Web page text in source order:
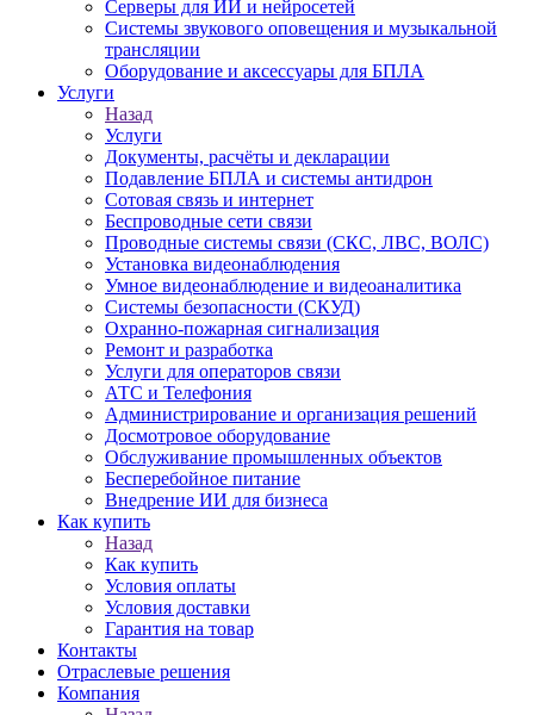
Серверы для ИИ и нейросетей
Системы звукового оповещения и музыкальной
трансляции
Оборудование и аксессуары для БПЛА
Услуги
Назад
Услуги
Документы, расчёты и декларации
Подавление БПЛА и системы антидрон
Сотовая связь и интернет
Беспроводные сети связи
Проводные системы связи (СКС, ЛВС, ВОЛС)
Установка видеонаблюдения
Умное видеонаблюдение и видеоаналитика
Системы безопасности (СКУД)
Охранно-пожарная сигнализация
Ремонт и разработка
Услуги для операторов связи
АТС и Телефония
Администрирование и организация решений
Досмотровое оборудование
Обслуживание промышленных объектов
Бесперебойное питание
Внедрение ИИ для бизнеса
Как купить
Назад
Как купить
Условия оплаты
Условия доставки
Гарантия на товар
Контакты
Отраслевые решения
Компания